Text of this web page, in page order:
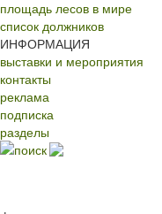
площадь лесов в мире
список должников
ИНФОРМАЦИЯ
выставки и мероприятия
контакты
реклама
подписка
разделы
поиск